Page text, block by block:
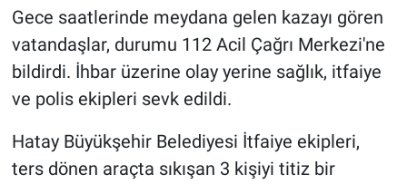
Gece saatlerinde meydana gelen kazayı gören
vatandaşlar, durumu 112 Acil Çağrı Merkezi'ne
bildirdi. İhbar üzerine olay yerine sağlık, itfaiye
ve polis ekipleri sevk edildi.
Hatay Büyükşehir Belediyesi İtfaiye ekipleri,
ters dönen araçta sıkışan 3 kişiyi titiz bir